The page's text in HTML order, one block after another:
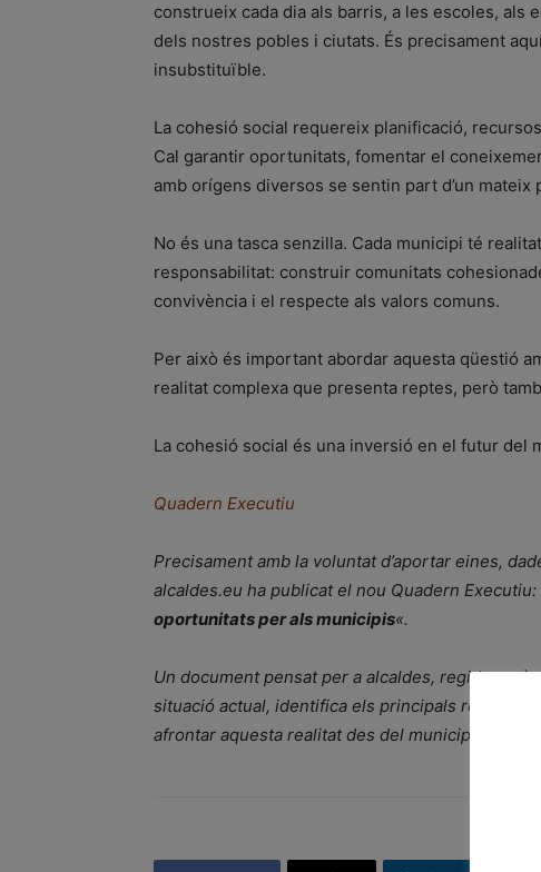
construeix cada dia als barris, a les escoles,
dels nostres pobles i ciutats. És precisament
insubstituïble.
La cohesió social requereix planificació,
Cal garantir oportunitats, fomentar el
amb orígens diversos se sentin part d’un mateix
No és una tasca senzilla. Cada municipi té
responsabilitat: construir comunitats
convivència i el respecte als valors comuns.
Per això és important abordar aquesta qüestió
realitat complexa que presenta reptes, però
La cohesió social és una inversió en el futur del
Quadern Executiu
Precisament amb la voluntat d’aportar eines,
alcaldes.eu ha publicat el nou Quadern Executiu:
oportunitats per als municipis«.
Un document pensat per a alcaldes, regidors,
situació actual, identifica els principals reptes i
afrontar aquesta realitat des del municipalisme